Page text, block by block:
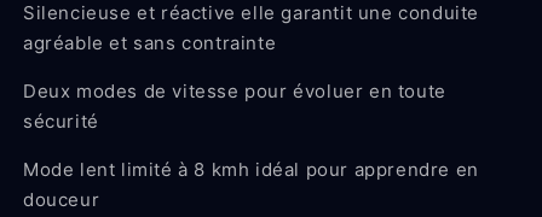
Silencieuse et réactive elle garantit une conduite
agréable et sans contrainte
Deux modes de vitesse pour évoluer en toute
sécurité
Mode lent limité à 8 kmh idéal pour apprendre en
douceur